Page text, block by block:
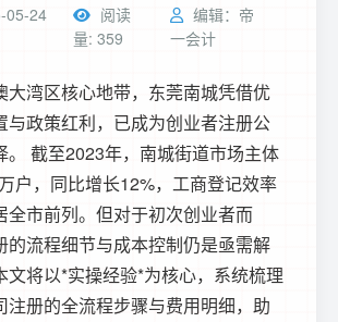
05-24
阅读
量: 359
编辑：帝
一会计
大湾区核心地带，东莞南城凭借优
与政策红利，已成为创业者注册公
。 截至2023年，南城街道市场主体
户，同比增长12%，工商登记效率
全市前列。但对于初次创业者而
的流程细节与成本控制仍是亟需解
文将以*实操经验*为核心，系统梳理
注册的全流程步骤与费用明细，助